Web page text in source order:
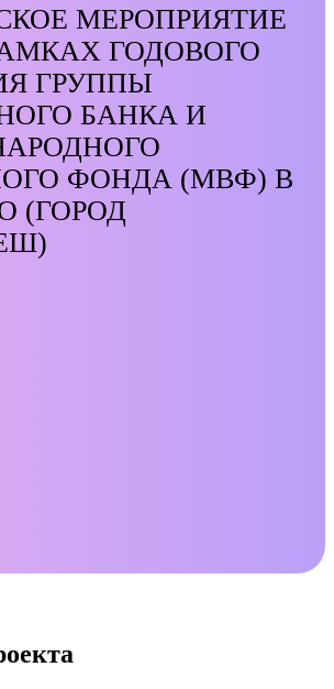
МЕРОПРИЯТИЕ
ГОДОВОГО
ГРУППЫ
БАНКА И
ФОНДА (МВФ) В
(ГОРОД